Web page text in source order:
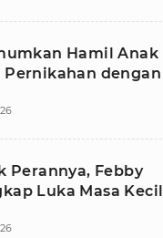
Hamil Anak
dengan
Perannya, Febby
Luka Masa Kecil